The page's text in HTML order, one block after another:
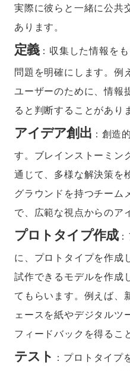
実際に彼らと一緒に公共
あります。
定義：収集した情報を
問題を明確にします。例
ユーザーのために、情報
ると判断することがあり
アイデア創出 ：創造
す。ブレインストーミン
通じて、多様な解決策を
グラウンドを持つチーム
で、広範な視点からのア
プロトタイプ作成
に、プロトタイプを作成
試作できるモデルを作成
てもらいます。例えば、
ェースを紙やデジタルツ
フィードバックを得るこ
テスト ：プロトタイプ